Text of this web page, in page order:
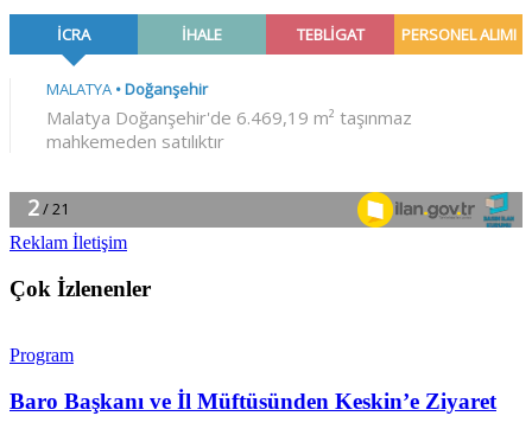
Reklam İletişim
Çok İzlenenler
Program
Baro Başkanı ve İl Müftüsünden Keskin’e Ziyaret